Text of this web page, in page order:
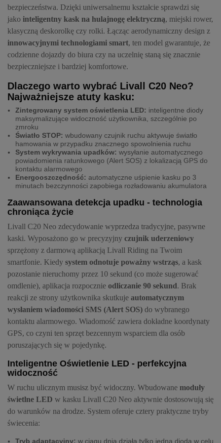
bezpieczeństwa. Dzięki uniwersalnemu kształcie sprawdzi się
jako inteligentny kask na hulajnogę elektryczną, miejski rower,
klasyczną deskorolkę czy rolki. Łącząc aerodynamiczny design z
innowacyjnymi technologiami smart, ten model gwarantuje, że
codzienne dojazdy do biura czy na uczelnię staną się znacznie
bezpieczniejsze i bardziej komfortowe.
Dlaczego warto wybrać Livall C20 Neo?
Najważniejsze atuty kasku:
Zintegrowany system oświetlenia LED: inteligentne diody
maksymalizujące widoczność użytkownika, szczególnie po
zmroku
Światło STOP: wbudowany czujnik ruchu aktywuje światło
hamowania w przypadku znacznego spowolnienia ruchu
System wykrywania upadków: wysyłanie automatycznego
powiadomienia ratunkowego (Alert SOS) z lokalizacją GPS do
kontaktu alarmowego
Energooszczędność: automatyczne uśpienie kasku po 3
minutach bezczynności zapobiega rozładowaniu akumulatora
Zaawansowana detekcja upadku - technologia
chroniąca życie
Livall C20 Neo zdecydowanie wyprzedza tradycyjne, pasywne
kaski. Wyposażono go w precyzyjny czujnik uderzeniowy
sprzężony z darmową aplikacją Livall Riding na Twoim
smartfonie. Kiedy system odnotuje poważny wstrząs, a kask
pozostanie nieruchomy przez 10 sekund (co może sugerować
omdlenie), aplikacja rozpocznie odliczanie 90 sekund. Brak
reakcji ze strony użytkownika skutkuje automatycznym
wysłaniem wiadomości SMS (Alert SOS) do wybranego
kontaktu alarmowego. Wiadomość zawiera dokładne koordynaty
GPS, co czyni ten sprzęt bezcennym wsparciem dla osób
poruszających się w pojedynkę.
Inteligentne Oświetlenie LED - perfekcyjna
widoczność
W ruchu ulicznym musisz być widoczny. Wbudowane moduły
świetlne LED w kasku Livall C20 Neo aktywnie dostosowują się
do warunków na drodze. System oferuje cztery praktyczne tryby
świecenia:
Tryb adaptacyjny: w ciągu dnia działa tylko jedna dioda w celu